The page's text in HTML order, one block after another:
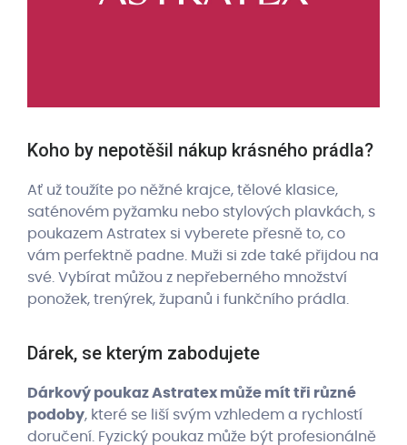
Koho by nepotěšil nákup krásného prádla?
Ať už toužíte po něžné krajce, tělové klasice,
saténovém pyžamku nebo stylových plavkách, s
poukazem Astratex si vyberete přesně to, co
vám perfektně padne. Muži si zde také přijdou na
své. Vybírat můžou z nepřeberného množství
ponožek, trenýrek, županů i funkčního prádla.
Dárek, se kterým zabodujete
Dárkový poukaz Astratex může mít tři různé
podoby, které se liší svým vzhledem a rychlostí
doručení. Fyzický poukaz může být profesionálně